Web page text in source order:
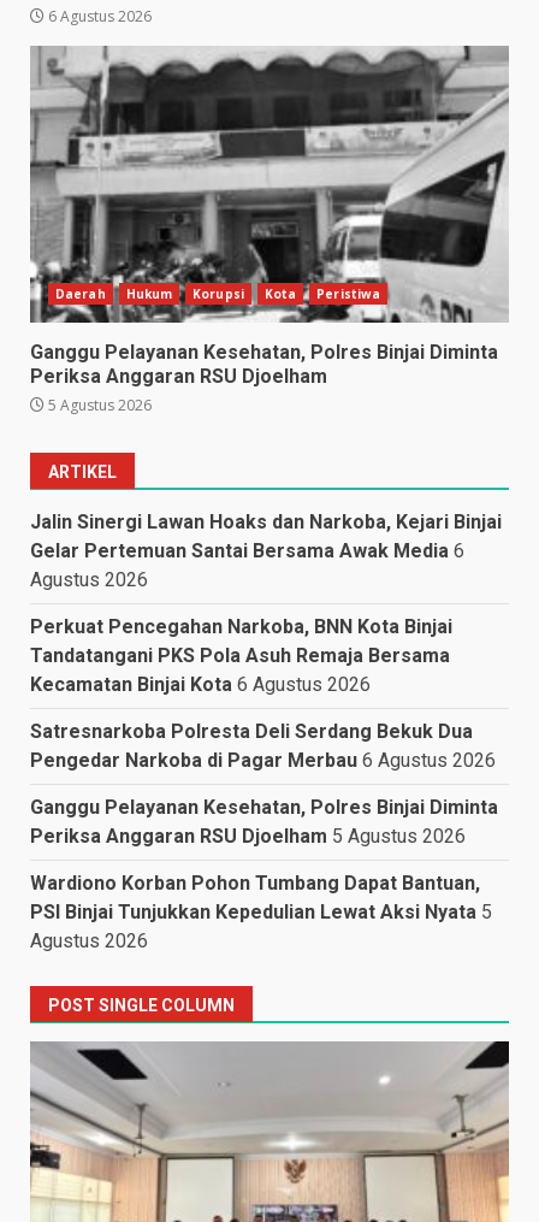
6 Agustus 2026
Daerah Hukum Korupsi Kota Peristiwa
Ganggu Pelayanan Kesehatan, Polres Binjai Diminta
Periksa Anggaran RSU Djoelham
5 Agustus 2026
ARTIKEL
Jalin Sinergi Lawan Hoaks dan Narkoba, Kejari Binjai
Gelar Pertemuan Santai Bersama Awak Media 6
Agustus 2026
Perkuat Pencegahan Narkoba, BNN Kota Binjai
Tandatangani PKS Pola Asuh Remaja Bersama
Kecamatan Binjai Kota 6 Agustus 2026
Satresnarkoba Polresta Deli Serdang Bekuk Dua
Pengedar Narkoba di Pagar Merbau 6 Agustus 2026
Ganggu Pelayanan Kesehatan, Polres Binjai Diminta
Periksa Anggaran RSU Djoelham 5 Agustus 2026
Wardiono Korban Pohon Tumbang Dapat Bantuan,
PSI Binjai Tunjukkan Kepedulian Lewat Aksi Nyata 5
Agustus 2026
POST SINGLE COLUMN